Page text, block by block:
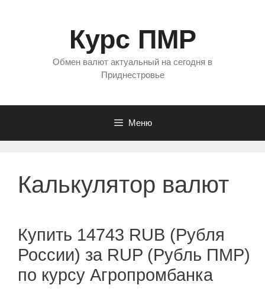
Курс ПМР
Обмен валют актуальный на сегодня в
Приднестровье
Меню
Калькулятор валют
Купить 14743 RUB (Рубля
России) за RUP (Рубль ПМР)
по курсу Агропромбанка